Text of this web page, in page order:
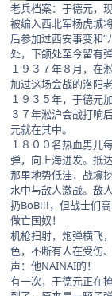
老兵档案：于德元，
被编入西北军杨虎城
后参加过西安事变和
处，下颌处至今留有弹
１９３７年８月，在
加过这场会战的洛阳
１９３５年，于德元
３７年淞沪会战打响
元就在其中。
１８００名热血男儿
弹，向上海进发。抵
那里地势低洼，战壕
水中与敌人激战。敌
扔BoB!!!，但战士们
做亡国奴！
机枪扫射，炮弹横飞
色，不断有人在受伤
声：他NAINAI的！
有一次，于德元正在